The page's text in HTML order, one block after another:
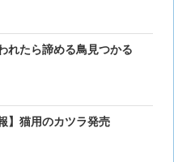
れたら諦める鳥見つかる
】猫用のカツラ発売